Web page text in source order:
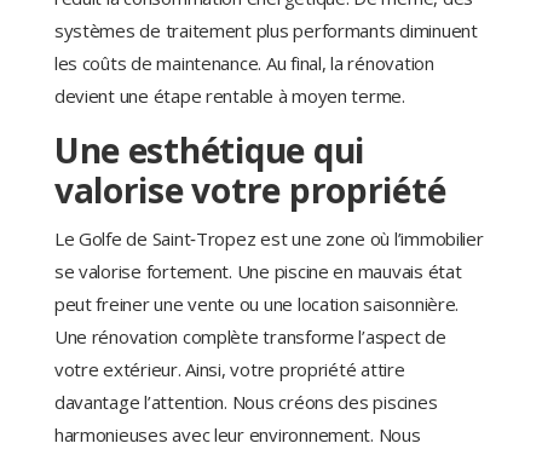
systèmes de traitement plus performants diminuent
les coûts de maintenance. Au final, la rénovation
devient une étape rentable à moyen terme.
Une esthétique qui
valorise votre propriété
Le Golfe de Saint‑Tropez est une zone où l’immobilier
se valorise fortement. Une piscine en mauvais état
peut freiner une vente ou une location saisonnière.
Une rénovation complète transforme l’aspect de
votre extérieur. Ainsi, votre propriété attire
davantage l’attention. Nous créons des piscines
harmonieuses avec leur environnement. Nous